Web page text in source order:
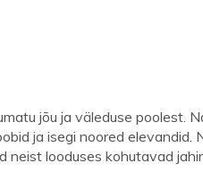
jõu ja väleduse poolest.
ja isegi noored
neist looduses kohutavad